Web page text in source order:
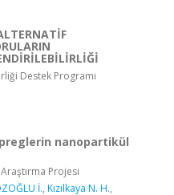
Destek Programı
nanopartikül
Projesi
İ., Kızılkaya N. H.,